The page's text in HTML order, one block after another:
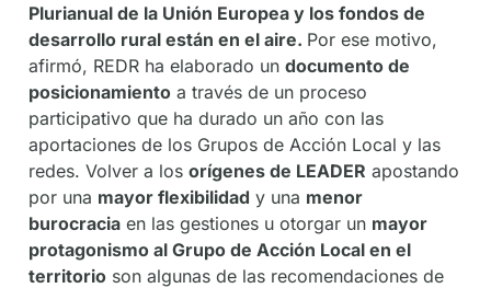
Plurianual de la Unión Europea y los fondos de
desarrollo rural están en el aire. Por ese motivo,
afirmó, REDR ha elaborado un documento de
posicionamiento a través de un proceso
participativo que ha durado un año con las
aportaciones de los Grupos de Acción Local y las
redes. Volver a los orígenes de LEADER apostando
por una mayor flexibilidad y una menor
burocracia en las gestiones u otorgar un mayor
protagonismo al Grupo de Acción Local en el
territorio son algunas de las recomendaciones de